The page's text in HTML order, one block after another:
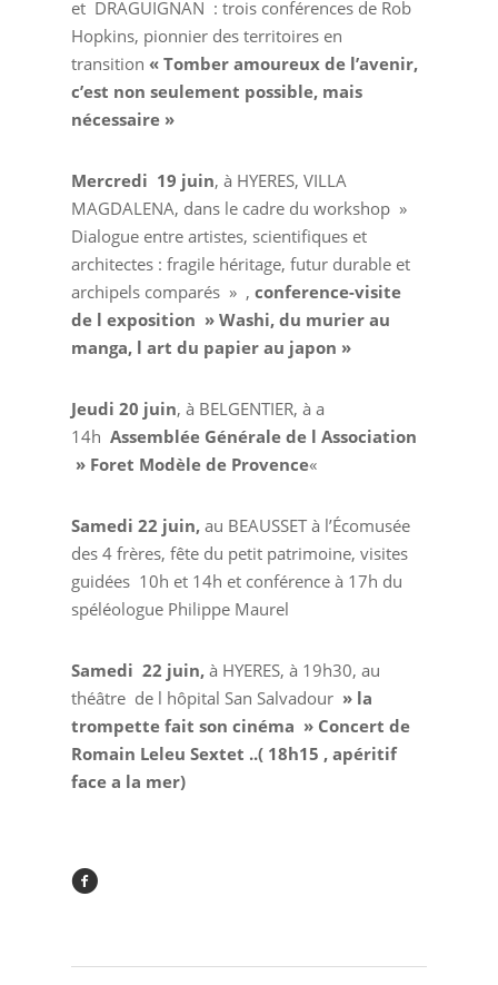
et DRAGUIGNAN : trois conférences de Rob
Hopkins, pionnier des territoires en
transition « Tomber amoureux de l’avenir,
c’est non seulement possible, mais
nécessaire »
Mercredi 19 juin, à HYERES, VILLA
MAGDALENA, dans le cadre du workshop »
Dialogue entre artistes, scientifiques et
architectes : fragile héritage, futur durable et
archipels comparés » , conference-visite
de l exposition » Washi, du murier au
manga, l art du papier au japon »
Jeudi 20 juin, à BELGENTIER, à a
14h Assemblée Générale de l Association
» Foret Modèle de Provence«
Samedi 22 juin, au BEAUSSET à l’Écomusée
des 4 frères, fête du petit patrimoine, visites
guidées 10h et 14h et conférence à 17h du
spéléologue Philippe Maurel
Samedi 22 juin, à HYERES, à 19h30, au
théâtre de l hôpital San Salvadour » la
trompette fait son cinéma » Concert de
Romain Leleu Sextet ..( 18h15 , apéritif
face a la mer)